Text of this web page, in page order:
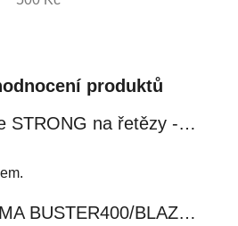
produktů
Čistič Force STRONG na řetězy - 0,5 l, láhev - růžový
je 5 z 5 hvězdiček.
Světla SIGMA BUSTER400/BLAZE FLASH, přední+zadní